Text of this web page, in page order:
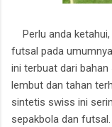
Perlu anda
futsal pada
ini terbuat dari
lembut dan tahan
sintetis swiss ini
sepakbola dan